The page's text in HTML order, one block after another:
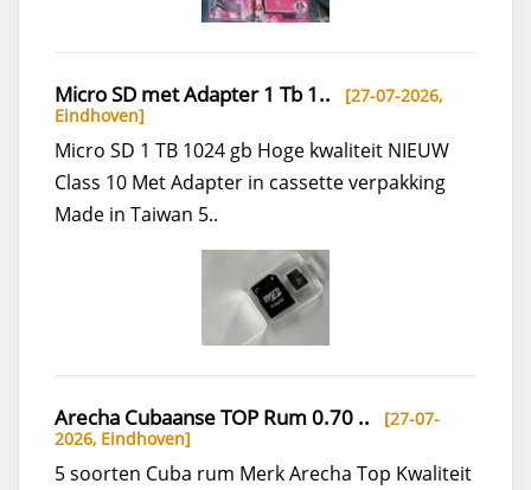
Micro SD met Adapter 1 Tb 1.. [27-07-2026,
Eindhoven]
Micro SD 1 TB 1024 gb Hoge kwaliteit NIEUW
Class 10 Met Adapter in cassette verpakking
Made in Taiwan 5..
Arecha Cubaanse TOP Rum 0.70 .. [27-07-
2026, Eindhoven]
5 soorten Cuba rum Merk Arecha Top Kwaliteit